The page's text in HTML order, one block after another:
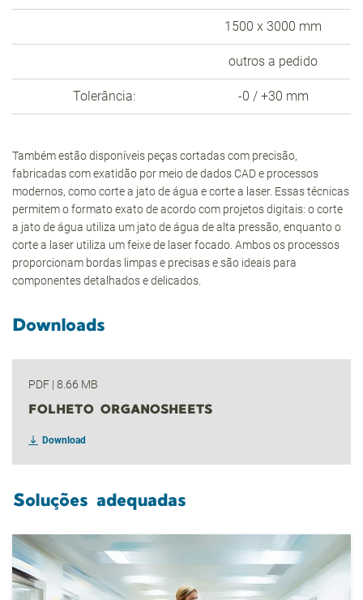
1500 x 3000 mm
outros a pedido
Tolerância: -0 / +30 mm
Também estão disponíveis peças cortadas com precisão,
fabricadas com exatidão por meio de dados CAD e processos
modernos, como corte a jato de água e corte a laser. Essas técnicas
permitem o formato exato de acordo com projetos digitais: o corte
a jato de água utiliza um jato de água de alta pressão, enquanto o
corte a laser utiliza um feixe de laser focado. Ambos os processos
proporcionam bordas limpas e precisas e são ideais para
componentes detalhados e delicados.
Downloads
PDF | 8.66 MB
FOLHETO ORGANOSHEETS
Download
Soluções adequadas